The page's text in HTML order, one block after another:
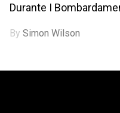
Durante I
BySimon Wilson